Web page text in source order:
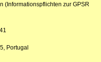
(Informationspflichten zur GPSR
Portugal